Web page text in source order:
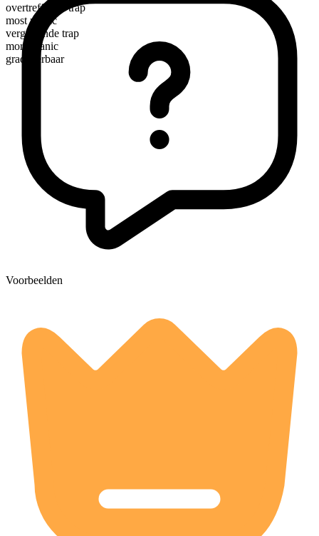
overtreffende trap
most manic
vergrotende trap
more manic
gradueerbaar
Voorbeelden